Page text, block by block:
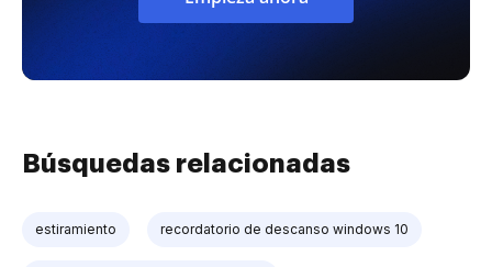
Búsquedas relacionadas
estiramiento recordatorio de descanso windows 10